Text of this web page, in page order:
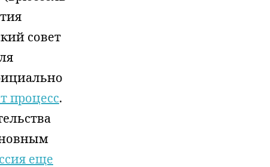
совет
процесс.
еще